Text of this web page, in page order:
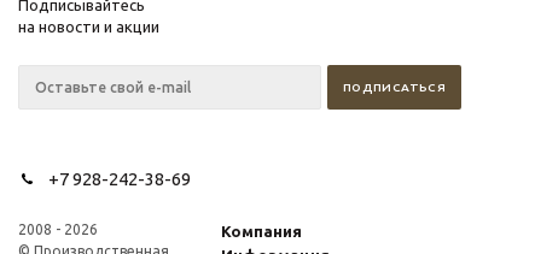
Подписывайтесь
на новости и акции
+7 928-242-38-69
2008 - 2026
Компания